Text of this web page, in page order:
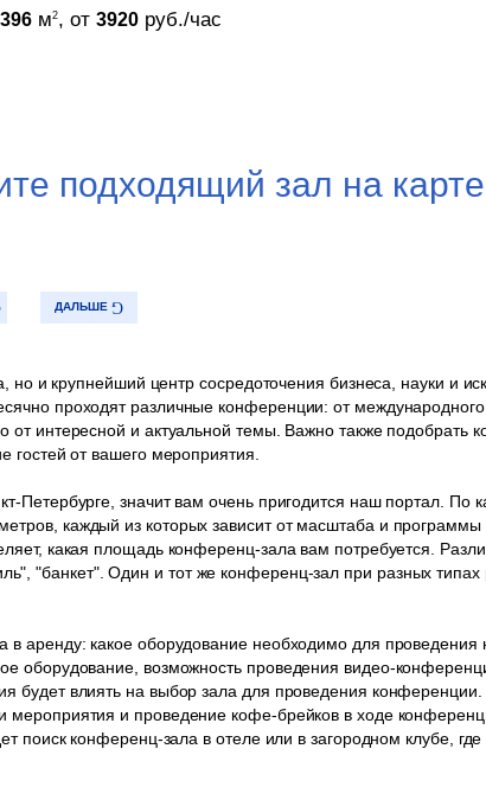
396м2, от 3920руб./час
подходящий зал на карте
ДАЛЬШЕ
но и крупнейший центр сосредоточения бизнеса, науки и
проходят различные конференции: от
от интересной и актуальной темы. Важно также подобрать
гостей от вашего мероприятия.
Петербурге, значит вам очень пригодится наш портал. По
каждый из которых зависит от масштаба и
какая площадь конференц-зала вам потребуется.
"банкет". Один и тот же конференц-зал при разных
аренду: какое оборудование необходимо для
оборудование, возможность проведения видео-
будет влиять на выбор зала для проведения
мероприятия и проведение кофе-брейков в ходе
поиск конференц-зала в отеле или в загородном клубе,